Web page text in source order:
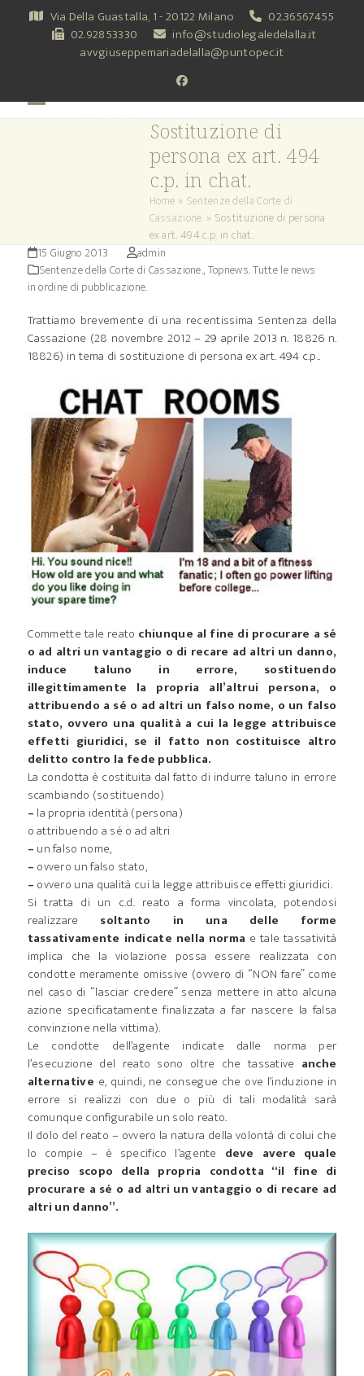
Via Della Guastalla, 1 - 20122 Milano
02.36567455
02.92853330
info@studiolegaledelalla.it
avvgiuseppemariadelalla@puntopec.it
Facebook
Sostituzione di
persona ex art. 494
c.p. in chat.
Home » Sentenze della Corte di
Cassazione.» Sostituzione di persona
ex art. 494 c.p. in chat.
15 Giugno 2013
admin
Sentenze della Corte di Cassazione.,Topnews. Tutte le news
in ordine di pubblicazione.
Trattiamo brevemente di una recentissima Sentenza della
Cassazione (28 novembre 2012 – 29 aprile 2013 n. 18826 n.
18826) in tema di sostituzione di persona ex art. 494 c.p..
Commette tale reato chiunque al fine di procurare a sé
o ad altri un vantaggio o di recare ad altri un danno,
induce taluno in errore, sostituendo
illegittimamente la propria all’altrui persona, o
attribuendo a sé o ad altri un falso nome, o un falso
stato, ovvero una qualità a cui la legge attribuisce
effetti giuridici, se il fatto non costituisce altro
delitto contro la fede pubblica.
La condotta è costituita dal fatto di indurre taluno in errore
scambiando (sostituendo)
– la propria identità (persona)
o attribuendo a sé o ad altri
– un falso nome,
– ovvero un falso stato,
– ovvero una qualità cui la legge attribuisce effetti giuridici.
Si tratta di un c.d. reato a forma vincolata, potendosi
realizzare soltanto in una delle forme
tassativamente indicate nella norma e tale tassatività
implica che la violazione possa essere realizzata con
condotte meramente omissive (ovvero di “NON fare” come
nel caso di “lasciar credere” senza mettere in atto alcuna
azione specificatamente finalizzata a far nascere la falsa
convinzione nella vittima).
Le condotte dell’agente indicate dalle norma per
l’esecuzione del reato sono oltre che tassative anche
alternative e, quindi, ne consegue che ove l’induzione in
errore si realizzi con due o più di tali modalità sarà
comunque configurabile un solo reato.
Il dolo del reato – ovvero la natura della volontà di colui che
lo compie – è specifico l’agente deve avere quale
preciso scopo della propria condotta “il fine di
procurare a sé o ad altri un vantaggio o di recare ad
altri un danno”.